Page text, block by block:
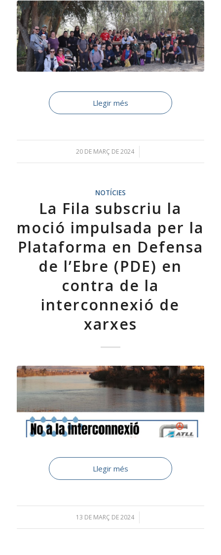
Llegir més
20 DE MARÇ DE 2024
/
NOTÍCIES
La Fila subscriu la
moció impulsada per la
Plataforma en Defensa
de l’Ebre (PDE) en
contra de la
interconnexió de
xarxes
Llegir més
13 DE MARÇ DE 2024
/